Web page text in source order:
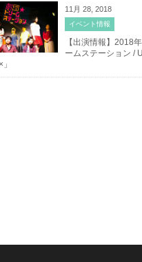
11月 28, 2018
イベント情報
【出演情報】2018
ームステーション /